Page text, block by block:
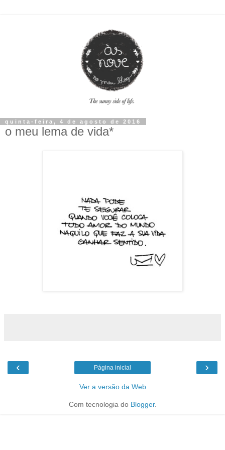
quinta-feira, 4 de agosto de 2016
o meu lema de vida*
‹ ›
Página inicial
Ver a versão da Web
Com tecnologia do Blogger.